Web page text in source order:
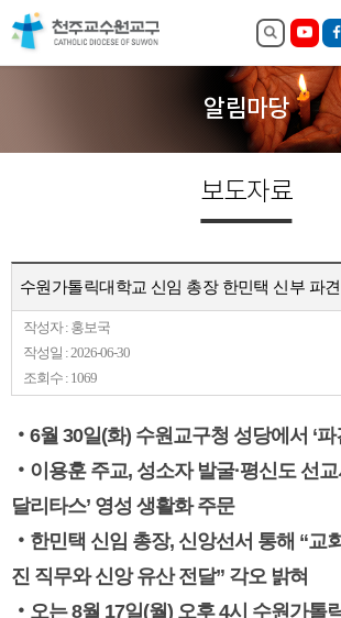
알림마당
보도자료
수원가톨릭대학교 신임 총장 한민택 신부 파
작성자 : 홍보국
작성일 : 2026-06-30
조회수 : 1069
‧6월 30일(화) 수원교구청 성당에서 ‘파
‧이용훈 주교, 성소자 발굴·평신도 선교
달리타스’ 영성 생활화 주문
‧한민택 신임 총장, 신앙선서 통해 “교
진 직무와 신앙 유산 전달” 각오 밝혀
‧오는 8월 17일(월) 오후 4시 수원가톨